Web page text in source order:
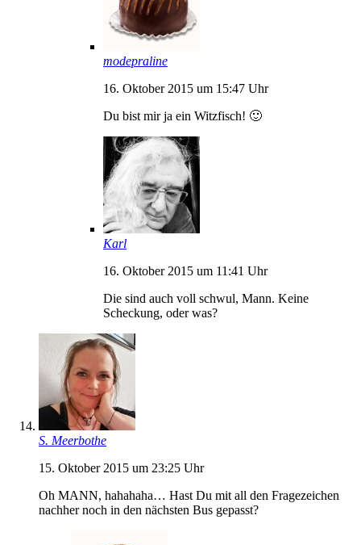
modepraline
16. Oktober 2015 um 15:47 Uhr
Du bist mir ja ein Witzfisch! 🙂
Karl
16. Oktober 2015 um 11:41 Uhr
Die sind auch voll schwul, Mann. Keine
Scheckung, oder was?
S. Meerbothe
15. Oktober 2015 um 23:25 Uhr
Oh MANN, hahahaha… Hast Du mit all den Fragezeichen
nachher noch in den nächsten Bus gepasst?